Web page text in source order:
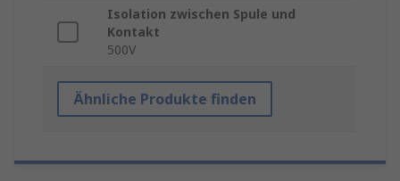
Isolation zwischen Spule und
Kontakt
500V
Ähnliche Produkte finden